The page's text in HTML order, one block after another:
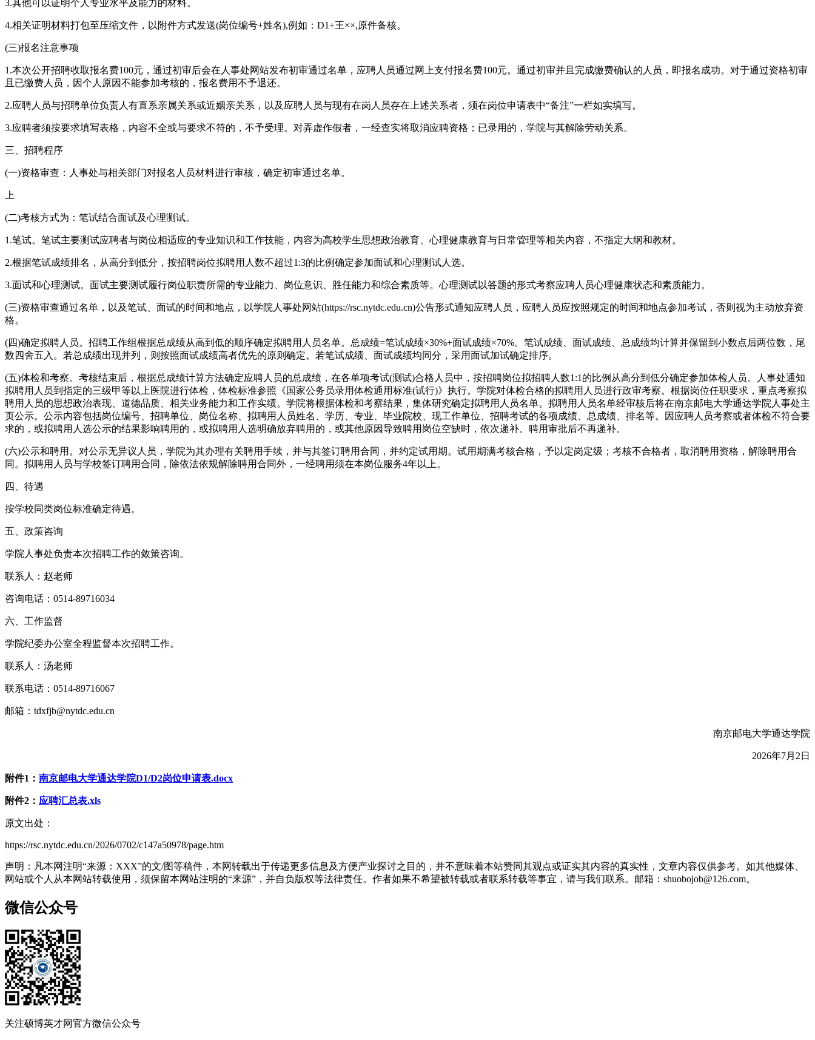
3.其他可以证明个人专业水平及能力的材料。
4.相关证明材料打包至压缩文件，以附件方式发送(岗位编号+姓名),例如：D1+王××,原件备核。
(三)报名注意事项
1.本次公开招聘收取报名费100元，通过初审后会在人事处网站发布初审通过名单，应聘人员通过网上支付报名费100元。通过初审并且完成缴费确认的人员，即报名成功。对于通过资格初审
且已缴费人员，因个人原因不能参加考核的，报名费用不予退还。
2.应聘人员与招聘单位负责人有直系亲属关系或近姻亲关系，以及应聘人员与现有在岗人员存在上述关系者，须在岗位申请表中“备注”一栏如实填写。
3.应聘者须按要求填写表格，内容不全或与要求不符的，不予受理。对弄虚作假者，一经查实将取消应聘资格；已录用的，学院与其解除劳动关系。
三、招聘程序
(一)资格审查：人事处与相关部门对报名人员材料进行审核，确定初审通过名单。
上
(二)考核方式为：笔试结合面试及心理测试。
1.笔试。笔试主要测试应聘者与岗位相适应的专业知识和工作技能，内容为高校学生思想政治教育、心理健康教育与日常管理等相关内容，不指定大纲和教材。
2.根据笔试成绩排名，从高分到低分，按招聘岗位拟聘用人数不超过1:3的比例确定参加面试和心理测试人选。
3.面试和心理测试。面试主要测试履行岗位职责所需的专业能力、岗位意识、胜任能力和综合素质等。心理测试以答题的形式考察应聘人员心理健康状态和素质能力。
(三)资格审查通过名单，以及笔试、面试的时间和地点，以学院人事处网站(https://rsc.nytdc.edu.cn)公告形式通知应聘人员，应聘人员应按照规定的时间和地点参加考试，否则视为主动放弃资
格。
(四)确定拟聘人员。招聘工作组根据总成绩从高到低的顺序确定拟聘用人员名单。总成绩=笔试成绩×30%+面试成绩×70%。笔试成绩、面试成绩、总成绩均计算并保留到小数点后两位数，尾
数四舍五入。若总成绩出现并列，则按照面试成绩高者优先的原则确定。若笔试成绩、面试成绩均同分，采用面试加试确定排序。
(五)体检和考察。考核结束后，根据总成绩计算方法确定应聘人员的总成绩，在各单项考试(测试)合格人员中，按招聘岗位拟招聘人数1:1的比例从高分到低分确定参加体检人员。人事处通知
拟聘用人员到指定的三级甲等以上医院进行体检，体检标准参照《国家公务员录用体检通用标准(试行)》执行。学院对体检合格的拟聘用人员进行政审考察。根据岗位任职要求，重点考察拟
聘用人员的思想政治表现、道德品质、相关业务能力和工作实绩。学院将根据体检和考察结果，集体研究确定拟聘用人员名单。拟聘用人员名单经审核后将在南京邮电大学通达学院人事处主
页公示。公示内容包括岗位编号、招聘单位、岗位名称、拟聘用人员姓名、学历、专业、毕业院校、现工作单位、招聘考试的各项成绩、总成绩、排名等。因应聘人员考察或者体检不符合要
求的，或拟聘用人选公示的结果影响聘用的，或拟聘用人选明确放弃聘用的，或其他原因导致聘用岗位空缺时，依次递补。聘用审批后不再递补。
(六)公示和聘用。对公示无异议人员，学院为其办理有关聘用手续，并与其签订聘用合同，并约定试用期。试用期满考核合格，予以定岗定级；考核不合格者，取消聘用资格，解除聘用合
同。拟聘用人员与学校签订聘用合同，除依法依规解除聘用合同外，一经聘用须在本岗位服务4年以上。
四、待遇
按学校同类岗位标准确定待遇。
五、政策咨询
学院人事处负责本次招聘工作的敛策咨询。
联系人：赵老师
咨询电话：0514-89716034
六、工作监督
学院纪委办公室全程监督本次招聘工作。
联系人：汤老师
联系电话：0514-89716067
邮箱：tdxfjb@nytdc.edu.cn
南京邮电大学通达学院
2026年7月2日
附件1： 南京邮电大学通达学院D1/D2岗位申请表.docx
附件2： 应聘汇总表.xls
原文出处：
https://rsc.nytdc.edu.cn/2026/0702/c147a50978/page.htm
声明：凡本网注明“来源：XXX”的文/图等稿件，本网转载出于传递更多信息及方便产业探讨之目的，并不意味着本站赞同其观点或证实其内容的真实性，文章内容仅供参考。如其他媒体、
网站或个人从本网站转载使用，须保留本网站注明的“来源”，并自负版权等法律责任。作者如果不希望被转载或者联系转载等事宜，请与我们联系。邮箱：shuobojob@126.com。
微信公众号
关注硕博英才网官方微信公众号